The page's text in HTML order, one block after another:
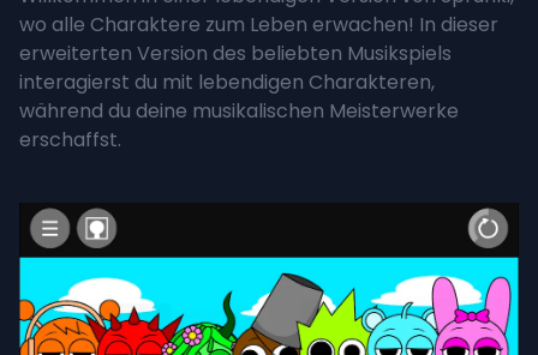
wo alle Charaktere zum Leben erwachen! In dieser
erweiterten Version des beliebten Musikspiels
interagierst du mit lebendigen Charakteren,
während du deine musikalischen Meisterwerke
erschaffst.